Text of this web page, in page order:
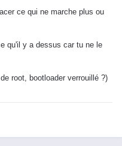
ce qui ne marche plus ou
qu'il y a dessus car tu ne le
root, bootloader verrouillé ?)